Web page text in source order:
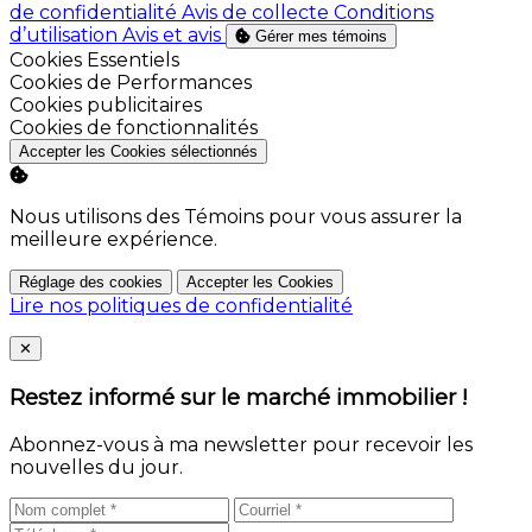
de confidentialité Avis de collecte Conditions
d’utilisation Avis et avis Gérer mes témoins
Activer
Cookies Essentiels
Activer
Cookies de Performances
Activer
Cookies publicitaires
Activer
Cookies de fonctionnalités
Accepter les Cookies sélectionnés
Nous utilisons des Témoins pour vous assurer la
meilleure expérience.
Réglage des cookies Accepter les Cookies
Lire nos politiques de confidentialité
Close
✕
Restez informé sur le marché immobilier !
Abonnez-vous à ma newsletter pour recevoir les
nouvelles du jour.